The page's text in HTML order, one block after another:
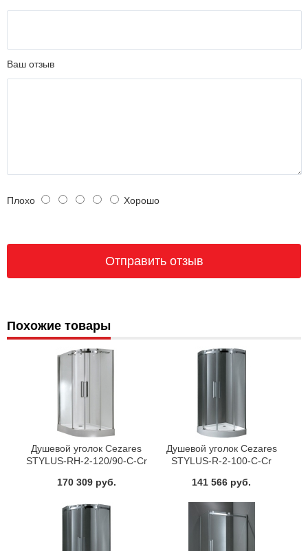
Ваш отзыв
Плохо Хорошо
Похожие товары
Душевой уголок Cezares
STYLUS-RH-2-120/90-C-Cr
170 309 руб.
Душевой уголок Cezares
STYLUS-R-2-100-C-Cr
141 566 руб.